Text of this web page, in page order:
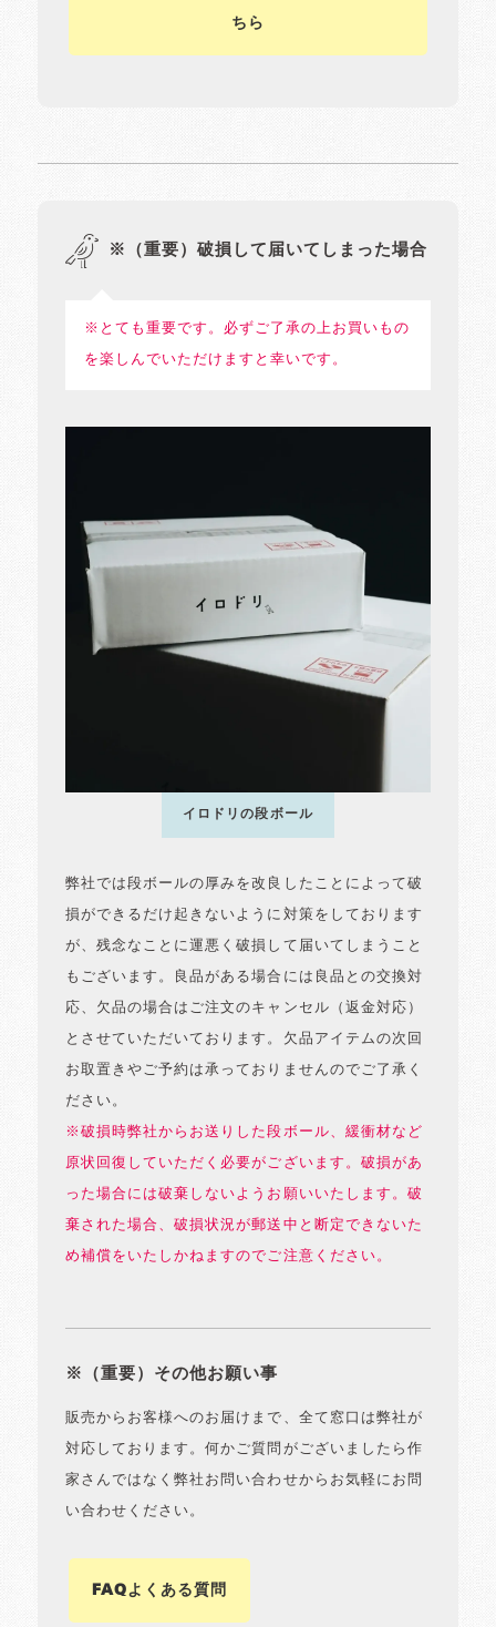
ちら
※（重要）破損して届いてしまった場合
※とても重要です。必ずご了承の上お買いもの
を楽しんでいただけますと幸いです。
イロドリの段ボール
弊社では段ボールの厚みを改良したことによって破
損ができるだけ起きないように対策をしております
が、残念なことに運悪く破損して届いてしまうこと
もございます。良品がある場合には良品との交換対
応、欠品の場合はご注文のキャンセル（返金対応）
とさせていただいております。欠品アイテムの次回
お取置きやご予約は承っておりませんのでご了承く
ださい。
※破損時弊社からお送りした段ボール、緩衝材など
原状回復していただく必要がございます。破損があ
った場合には破棄しないようお願いいたします。破
棄された場合、破損状況が郵送中と断定できないた
め補償をいたしかねますのでご注意ください。
※（重要）その他お願い事
販売からお客様へのお届けまで、全て窓口は弊社が
対応しております。何かご質問がございましたら作
家さんではなく弊社お問い合わせからお気軽にお問
い合わせください。
FAQよくある質問